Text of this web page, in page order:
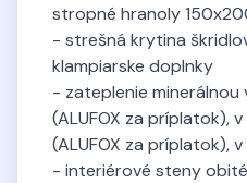
stropné hranoly
- strešná krytina
klampiarske doplnky
- zateplenie minerálnou
(ALUFOX za príplatok),
(ALUFOX za príplatok),
- interiérové steny